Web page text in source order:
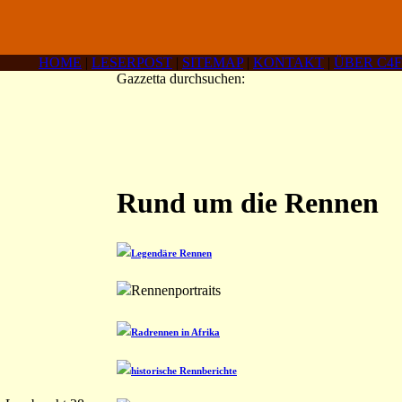
HOME | LESERPOST | SITEMAP| KONTAKT | ÜBER C4F
Gazzetta durchsuchen:
Rund um die Rennen
Legendäre Rennen
Rennenportraits
Radrennen in Afrika
historische Rennberichte